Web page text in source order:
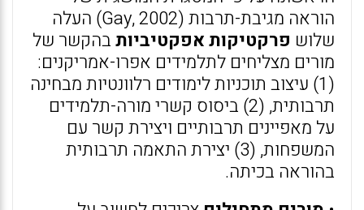
הוראה מגיבת-תרבות (Gay, 2002) העלה
שלוש פרקטיקות אפקטיביותבהקשר של
מורים מצליחים לתלמידים אפרו-אמריקנים:
(1) עיצוב תוכניות לימודים רלוונטיות מבחינה
תרבותית, (2) ביסוס קשרי מורה-תלמידים
על מאפיינים תרבותיים ויצירת קשר עם
המשפחות, (3) יצירת התאמה תרבותית
בהוראה בכיתה.